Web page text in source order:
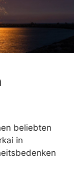
beliebten
in